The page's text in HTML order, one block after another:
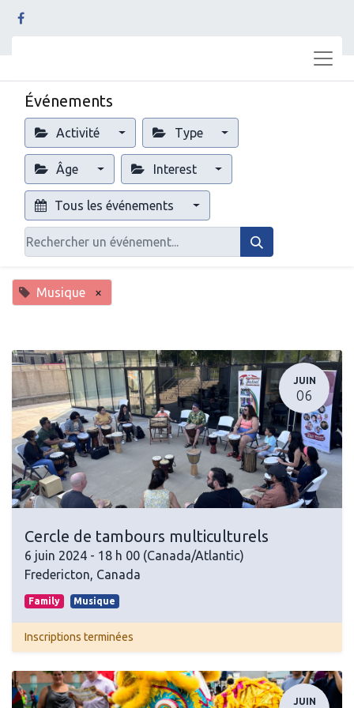
Événements
Activité Type
Âge Interest
Tous les événements
Musique ×
JUIN
06
Cercle de tambours multiculturels
6 juin 2024 - 18 h 00 (Canada/Atlantic)
Fredericton, Canada
Family Musique
Inscriptions terminées
JUIN